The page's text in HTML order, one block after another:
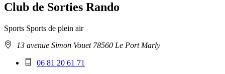
Club de Sorties Rando
Sports Sports de plein air
Adresse13 avenue Simon Vouet 78560 Le Port Marly
Téléphone
06 81 20 61 71